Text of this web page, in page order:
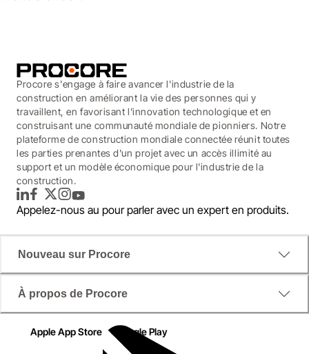
Procore s'engage à faire avancer l'industrie de la
construction en améliorant la vie des personnes qui y
travaillent, en favorisant l'innovation technologique et en
construisant une communauté mondiale de pionniers. Notre
plateforme de construction mondiale connectée réunit toutes
les parties prenantes d'un projet avec un accès illimité au
support et un modèle économique pour l'industrie de la
construction.
LinkedInFacebook
TwitterInstagram
YouTube
Appelez-nous au pour parler avec un expert en produits.
Nouveau sur Procore
À propos de Procore
Apple App Store Google Play